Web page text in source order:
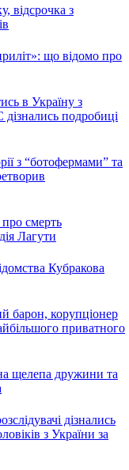
відсрочка з
що відомо про
в Україну з
подробиці
з “ботофермами” та
смерть
Лагути
Кубракова
барон, корупціонер
приватного
щелепа дружини та
дізнались
з України за